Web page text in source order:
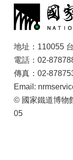
地址：110055
電話：02-
傳真：02-
Email:
© 國家鐵道博物
05